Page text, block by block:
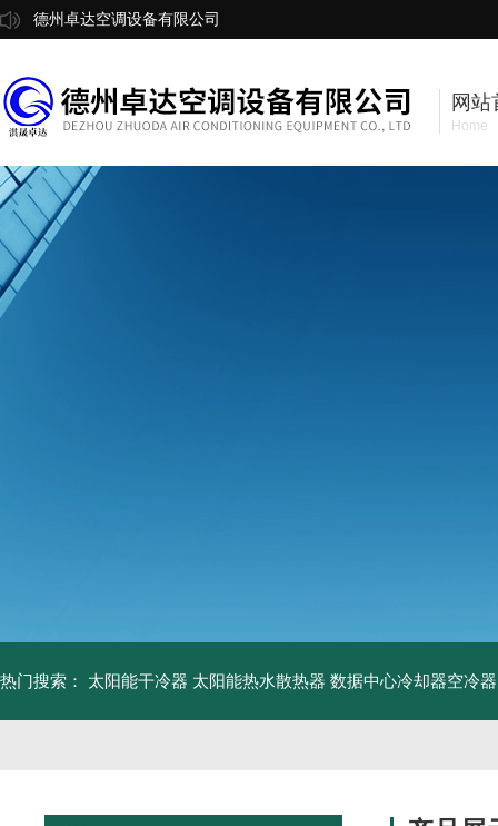
德州卓达空调设备有限公司
网站
Home
热门搜索： 太阳能干冷器 太阳能热水散热器 数据中心冷却器空冷器